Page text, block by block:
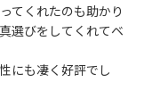
てくれたのも助かり
選びをしてくれてベ
にも凄く好評でし